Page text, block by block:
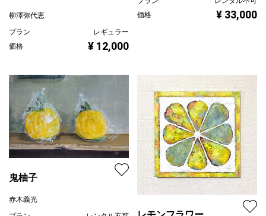
柳澤弥代恵
プラン
レギュラー
価格
¥ 12,000
価格
¥ 33,000
鬼柚子
赤木義光